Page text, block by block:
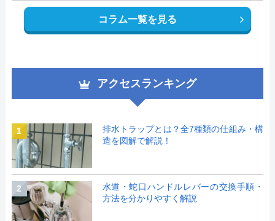
コラム一覧を見る
アクセスランキング
1
排水トラップとは？全7種類の仕組み・構
造を図解で解説！
2
水道・蛇口ハンドルレバーの交換手順・
方法を分かりやすく解説